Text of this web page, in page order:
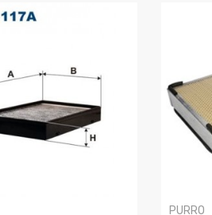
PURRO